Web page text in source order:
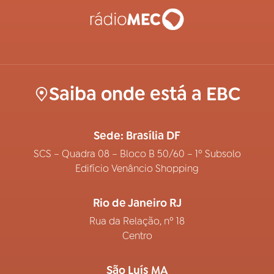
Saiba onde está a EBC
Sede: Brasília DF
SCS – Quadra 08 – Bloco B 50/60 – 1º Subsolo
Edifício Venâncio Shopping
Rio de Janeiro RJ
Rua da Relação, nº 18
Centro
São Luís MA